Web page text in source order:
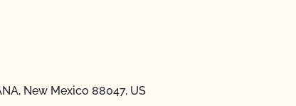
New Mexico 88047, US